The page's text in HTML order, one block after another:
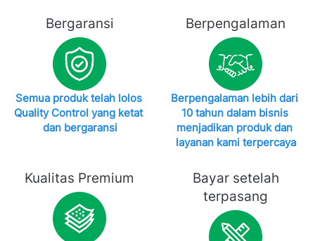
Bergaransi
Semua produk telah lolos
Quality Control yang ketat
dan bergaransi
Berpengalaman
Berpengalaman lebih dari
10 tahun dalam bisnis
menjadikan produk dan
layanan kami terpercaya
Kualitas Premium
Bayar setelah
terpasang